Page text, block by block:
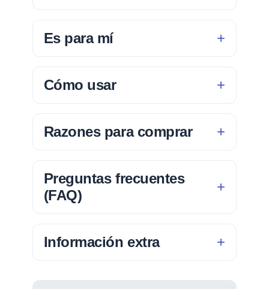
Es para mí
Cómo usar
Razones para comprar
Preguntas frecuentes
(FAQ)
Información extra